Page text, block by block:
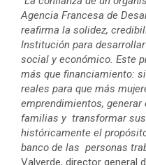
Agencia Francesa de
reafirma la solidez,
Institución para
social y económico. Este
más que financiamiento:
reales para que más
emprendimientos,
familias y transformar
históricamente el
banco de las personas